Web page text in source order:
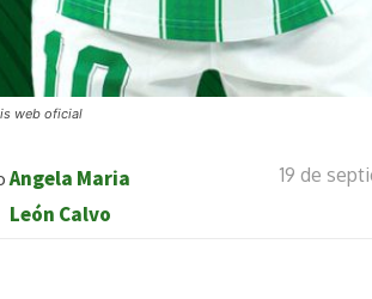
web oficial
Angela Maria
León Calvo
19 de